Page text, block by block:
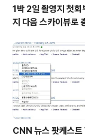
1박 2일 촬영지 첫회
지 다음 스카이뷰로
CNN 뉴스 팟케스트